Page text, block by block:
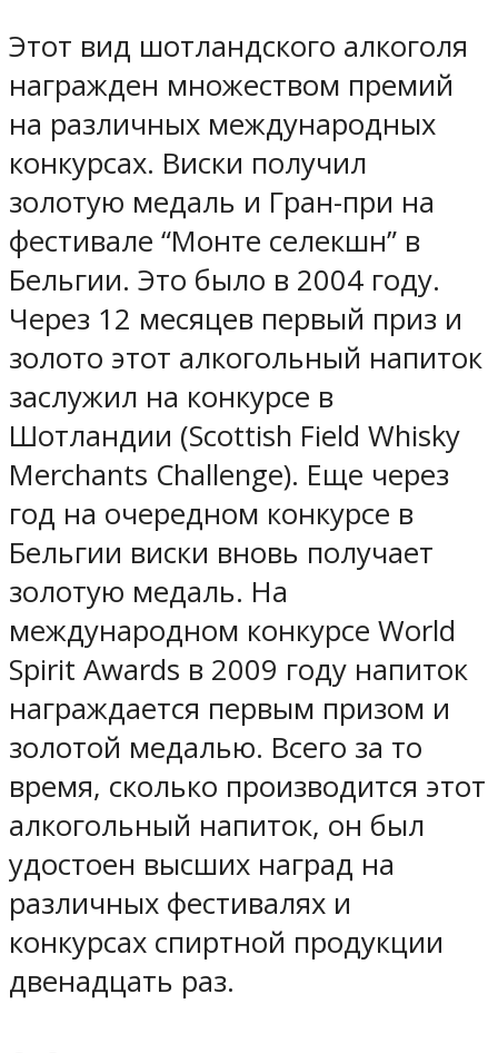
Этот вид шотландского алкоголя
награжден множеством премий
на различных международных
конкурсах. Виски получил
золотую медаль и Гран-при на
фестивале “Монте селекшн” в
Бельгии. Это было в 2004 году.
Через 12 месяцев первый приз и
золото этот алкогольный напиток
заслужил на конкурсе в
Шотландии (Scottish Field Whisky
Merchants Challenge). Еще через
год на очередном конкурсе в
Бельгии виски вновь получает
золотую медаль. На
международном конкурсе World
Spirit Awards в 2009 году напиток
награждается первым призом и
золотой медалью. Всего за то
время, сколько производится этот
алкогольный напиток, он был
удостоен высших наград на
различных фестивалях и
конкурсах спиртной продукции
двенадцать раз.